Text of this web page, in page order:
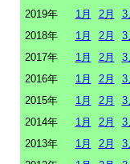
2019年
1月 2月
3
2018年
1月 2月
3
2017年
1月 2月
3
2016年
1月 2月
3
2015年
1月 2月
3
2014年
1月 2月
3
2013年
1月 2月
3